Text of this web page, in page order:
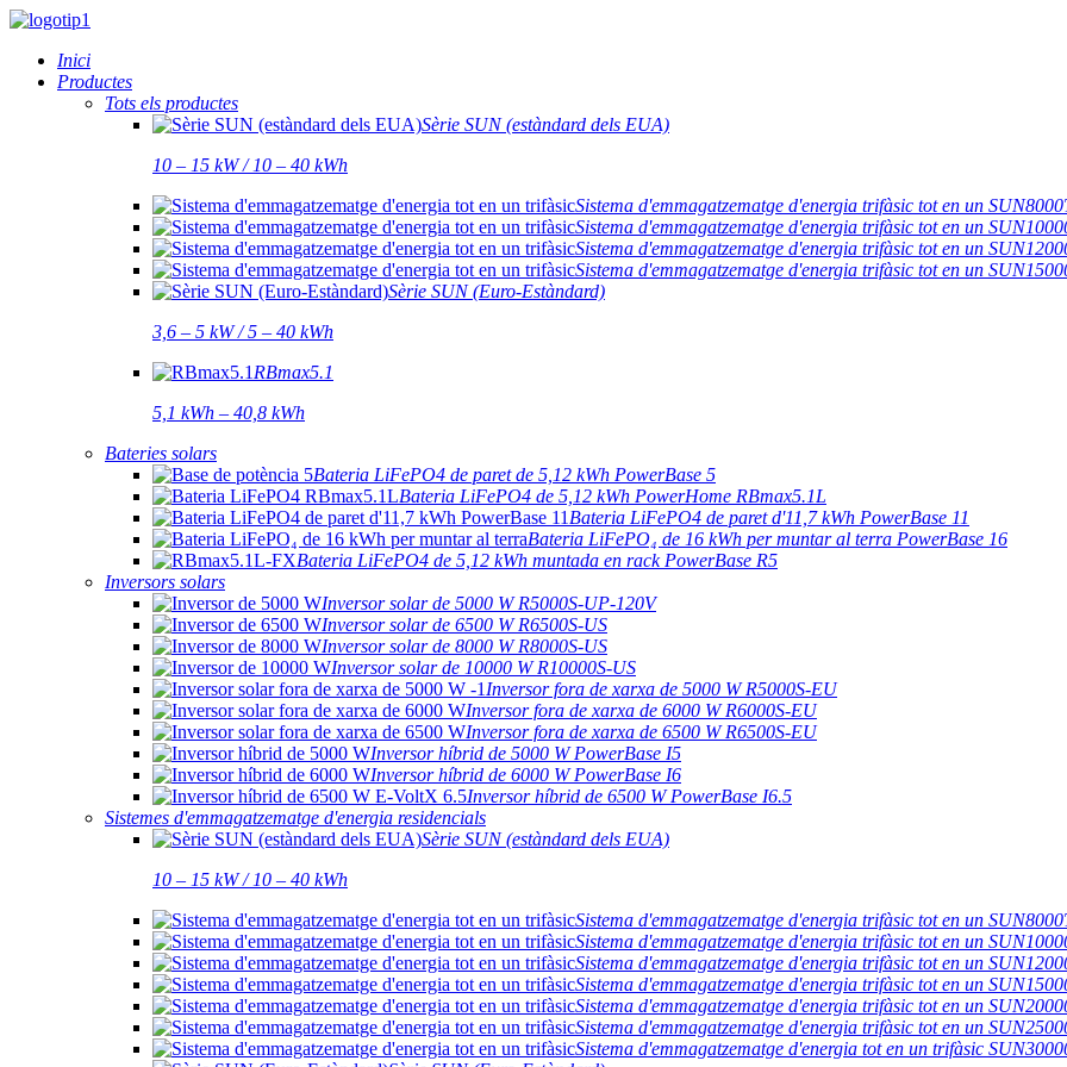
Inici
Productes
Tots els productes
Sèrie SUN (estàndard dels EUA)
10 – 15 kW / 10 – 40 kWh
Sistema d'emmagatzematge d'energia trifàsic tot en un
Sistema d'emmagatzematge d'energia trifàsic tot en un
Sistema d'emmagatzematge d'energia trifàsic tot en un
Sistema d'emmagatzematge d'energia trifàsic tot en un
Sèrie SUN (Euro-Estàndard)
3,6 – 5 kW / 5 – 40 kWh
RBmax5.1
5,1 kWh – 40,8 kWh
Bateries solars
Bateria LiFePO4 de paret de 5,12 kWh PowerBase 5
Bateria LiFePO4 de 5,12 kWh PowerHome RBmax5.1L
Bateria LiFePO4 de paret d'11,7 kWh PowerBase 11
Bateria LiFePO₄ de 16 kWh per muntar al terra PowerBase 16
Bateria LiFePO4 de 5,12 kWh muntada en rack PowerBase R5
Inversors solars
Inversor solar de 5000 W R5000S-UP-120V
Inversor solar de 6500 W R6500S-US
Inversor solar de 8000 W R8000S-US
Inversor solar de 10000 W R10000S-US
Inversor fora de xarxa de 5000 W R5000S-EU
Inversor fora de xarxa de 6000 W R6000S-EU
Inversor fora de xarxa de 6500 W R6500S-EU
Inversor híbrid de 5000 W PowerBase I5
Inversor híbrid de 6000 W PowerBase I6
Inversor híbrid de 6500 W PowerBase I6.5
Sistemes d'emmagatzematge d'energia residencials
Sèrie SUN (estàndard dels EUA)
10 – 15 kW / 10 – 40 kWh
Sistema d'emmagatzematge d'energia trifàsic tot en un
Sistema d'emmagatzematge d'energia trifàsic tot en un
Sistema d'emmagatzematge d'energia trifàsic tot en un
Sistema d'emmagatzematge d'energia trifàsic tot en un
Sistema d'emmagatzematge d'energia trifàsic tot en un
Sistema d'emmagatzematge d'energia trifàsic tot en un
Sistema d'emmagatzematge d'energia tot en un trifàsic